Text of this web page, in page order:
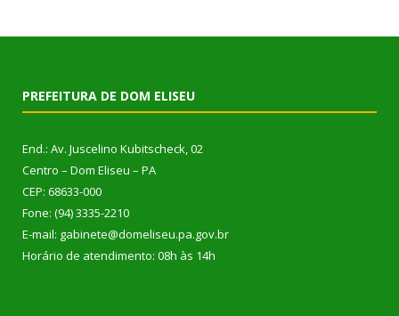
PREFEITURA DE DOM ELISEU
End.: Av. Juscelino Kubitscheck, 02
Centro – Dom Eliseu – PA
CEP: 68633-000
Fone: (94) 3335-2210
E-mail: gabinete@domeliseu.pa.gov.br
Horário de atendimento: 08h às 14h